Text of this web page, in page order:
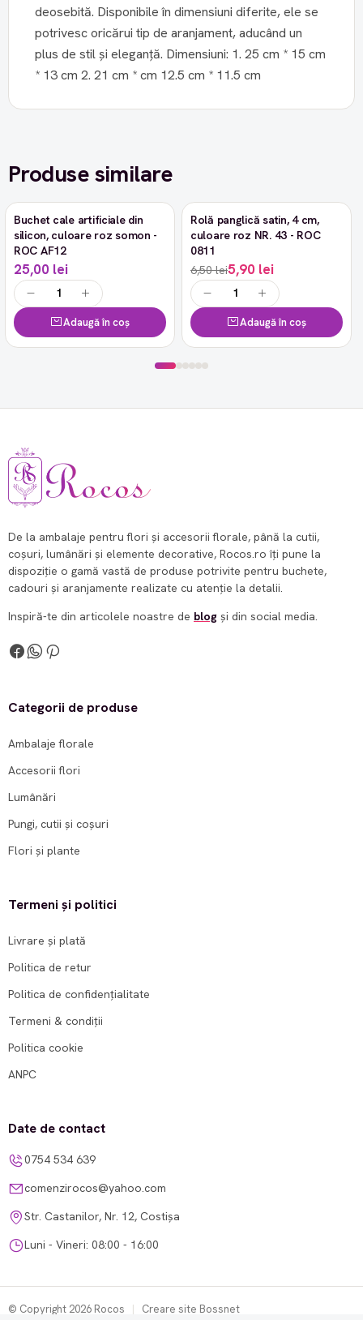
deosebită. Disponibile în dimensiuni diferite, ele se
potrivesc oricărui tip de aranjament, aducând un
plus de stil și eleganță. Dimensiuni: 1. 25 cm * 15 cm
* 13 cm 2. 21 cm * cm 12.5 cm * 11.5 cm
Produse similare
Buchet cale artificiale din
silicon, culoare roz somon -
ROC AF12
25,00 lei
Adaugă în coș
-9%
Rolă panglică satin, 4 cm,
culoare roz NR. 43 - ROC
0811
6,50 lei5,90 lei
Adaugă în coș
De la ambalaje pentru flori și accesorii florale, până la cutii,
coșuri, lumânări și elemente decorative, Rocos.ro îți pune la
dispoziție o gamă vastă de produse potrivite pentru buchete,
cadouri și aranjamente realizate cu atenție la detalii.
Inspiră-te din articolele noastre de blog și din social media.
Categorii de produse
Ambalaje florale
Accesorii flori
Lumânări
Pungi, cutii și coșuri
Flori și plante
Termeni și politici
Livrare și plată
Politica de retur
Politica de confidențialitate
Termeni & condiții
Politica cookie
ANPC
Date de contact
0754 534 639
comenzirocos@yahoo.com
Str. Castanilor, Nr. 12, Costișa
Luni - Vineri: 08:00 - 16:00
© Copyright 2026 Rocos | Creare site Bossnet